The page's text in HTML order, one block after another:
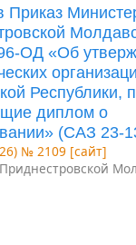
Приказ
ОД «Об
Республики,
диплом о
(САЗ 23-
№ 2109 [сайт]